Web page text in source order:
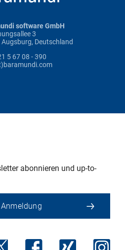
software GmbH
3
Deutschland
5 67 08 - 390
abonnieren und up-to-